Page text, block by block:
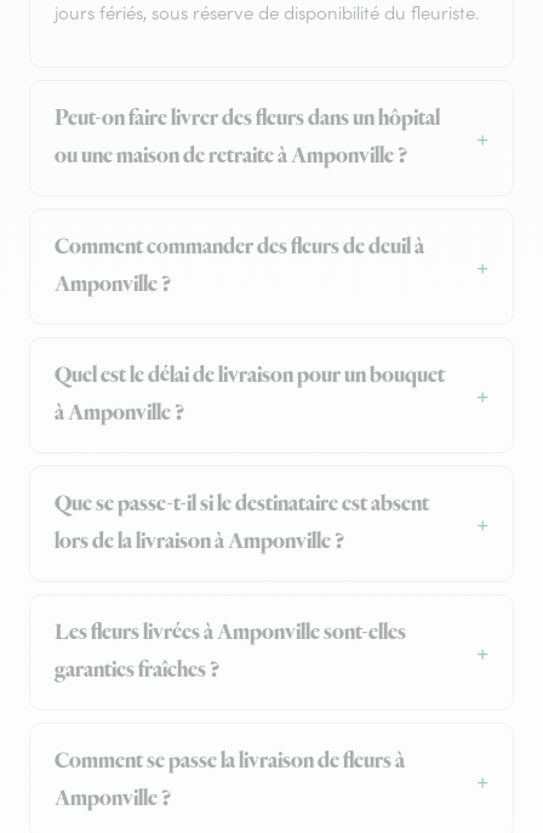
jours fériés, sous réserve de disponibilité du fleuriste.
Peut-on faire livrer des fleurs dans un hôpital
ou une maison de retraite à Amponville ?
Comment commander des fleurs de deuil à
Amponville ?
Quel est le délai de livraison pour un bouquet
à Amponville ?
Que se passe-t-il si le destinataire est absent
lors de la livraison à Amponville ?
Les fleurs livrées à Amponville sont-elles
garanties fraîches ?
Comment se passe la livraison de fleurs à
Amponville ?